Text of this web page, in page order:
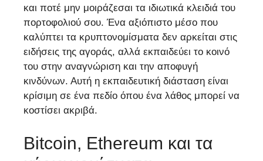
και ποτέ μην μοιράζεσαι τα ιδιωτικά κλειδιά του
πορτοφολιού σου. Ένα αξιόπιστο μέσο που
καλύπτει τα κρυπτονομίσματα δεν αρκείται στις
ειδήσεις της αγοράς, αλλά εκπαιδεύει το κοινό
του στην αναγνώριση και την αποφυγή
κινδύνων. Αυτή η εκπαιδευτική διάσταση είναι
κρίσιμη σε ένα πεδίο όπου ένα λάθος μπορεί να
κοστίσει ακριβά.
Bitcoin, Ethereum και τα